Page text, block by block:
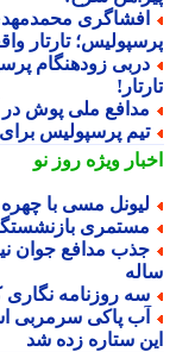
محمدمهدی
تارتار واقعاً
زودهنگام
ملی پوش در
پرسپولیس برای
ویژهروز نو
مسی با چهره
بازنشستگان
مدافع جوان
روزنامه نگاری که
پاکی سرمربی
ستاره زده شد